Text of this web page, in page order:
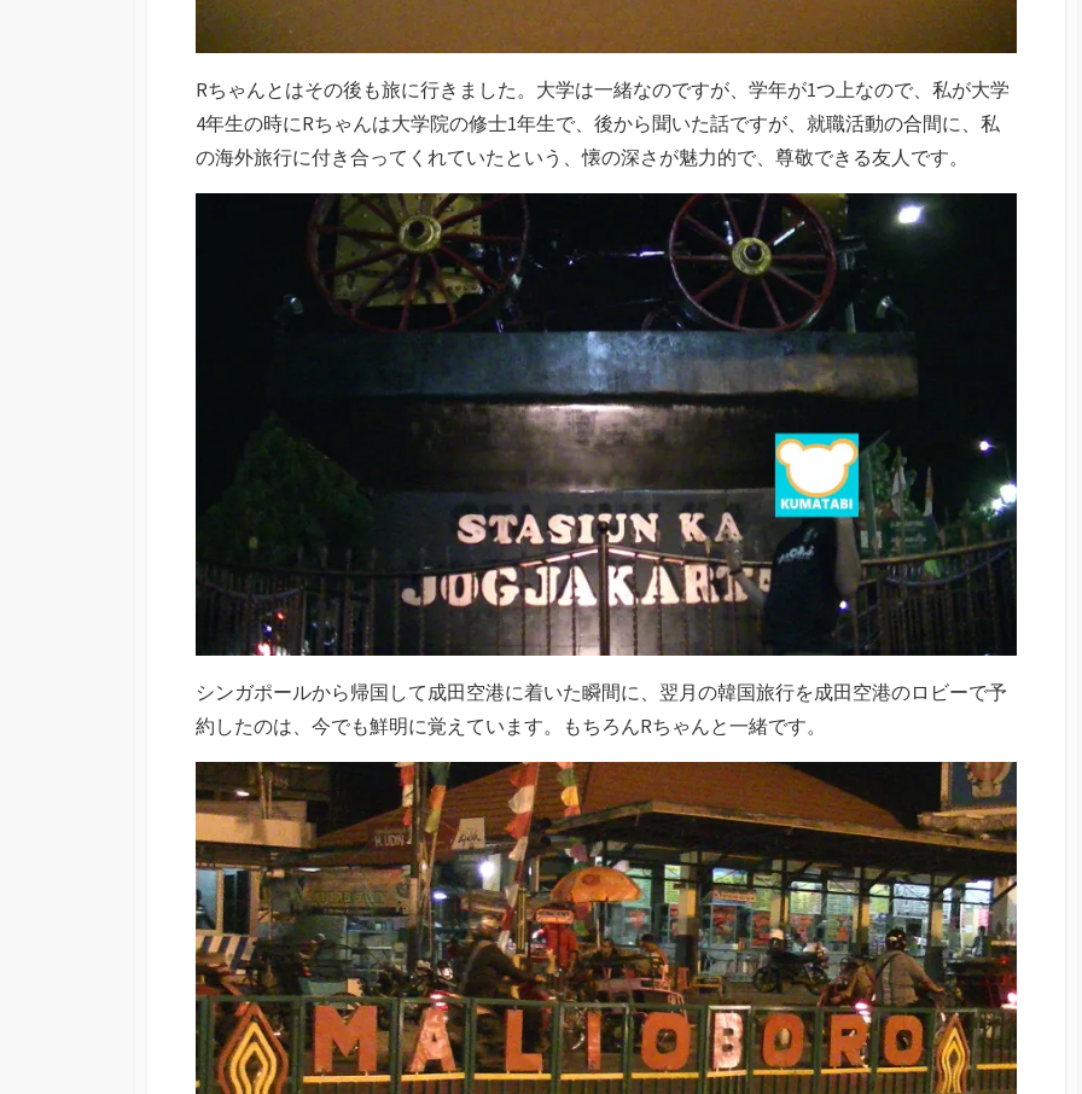
Rちゃんとはその後も旅に行きました。大学は一緒なのですが、学年が1つ上なので、私が大学
4年生の時にRちゃんは大学院の修士1年生で、後から聞いた話ですが、就職活動の合間に、私
の海外旅行に付き合ってくれていたという、懐の深さが魅力的で、尊敬できる友人です。
シンガポールから帰国して成田空港に着いた瞬間に、翌月の韓国旅行を成田空港のロビーで予
約したのは、今でも鮮明に覚えています。もちろんRちゃんと一緒です。